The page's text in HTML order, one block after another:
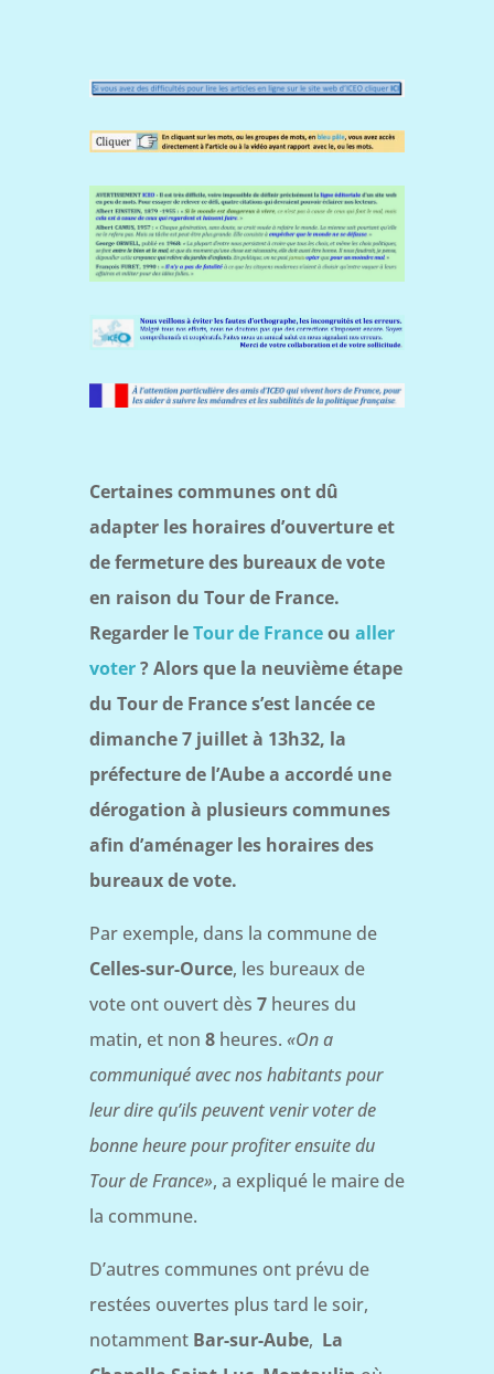
Certaines communes ont dû
adapter les horaires d’ouverture et
de fermeture des bureaux de vote
en raison du Tour de France.
Regarder leTour de Franceou aller
voter? Alors que la neuvième étape
du Tour de France s’est lancée ce
dimanche 7 juillet à 13h32, la
préfecture de l’Aube a accordé une
dérogation à plusieurs communes
afin d’aménager les horaires des
bureaux de vote.
Par exemple, dans la commune de
Celles-sur-Ource, les bureaux de
vote ont ouvert dès 7heures du
matin, et non 8heures. «On a
communiqué avec nos habitants pour
leur dire qu’ils peuvent venir voter de
bonne heure pour profiter ensuite du
Tour de France», a expliqué le maire de
la commune.
D’autres communes ont prévu de
restées ouvertes plus tard le soir,
notamment Bar-sur-Aube, La